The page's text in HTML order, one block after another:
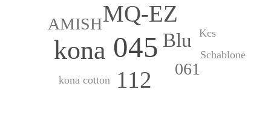
045
kona
MQ-EZ
112
Blu
AMISH
061
Kcs
Schablone
kona cotton